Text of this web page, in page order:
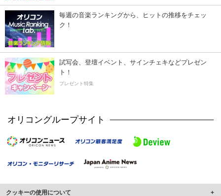
毎週の音楽ランキングから、ヒットの推移をチェッ
ク！
試写会、登壇イベント、サインチェキなどプレゼン
ト！
プレゼント特集
オリコングループサイト
クッキーの使用について